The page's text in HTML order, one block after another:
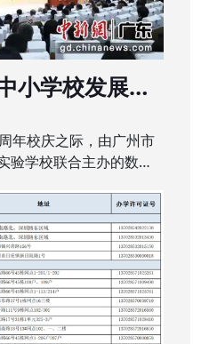
小学校发展新
年校庆之际，由广州市
验学校联合主办的数智